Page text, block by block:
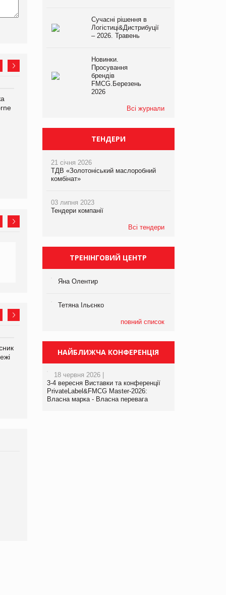
хвостатих: у VARUS
Олексій Логачов-Михайлов
Файно маркет Директор
департаменту з
виробництва
компанії «УкраМарин»
Сучасні рішення в
Логістиці&Дистрибуції
– 2026. Травень
Новинки.
Просування
брендів
FMCG.Березень
2026
Всі журнали
ТЕНДЕРИ
21 січня 2026
ТДВ «Золотоніський маслоробний
комбінат»
03 липня 2023
Тендери компанії
Всі тендери
ТРЕНІНГОВИЙ ЦЕНТР
Яна Олентир
Тетяна Ільєнко
повний список
НАЙБЛИЖЧА КОНФЕРЕНЦІЯ
18 червня 2026 |
3-4 вересня Виставки та конференції
PrivateLabel&FMCG Master-2026:
Власна марка - Власна перевага